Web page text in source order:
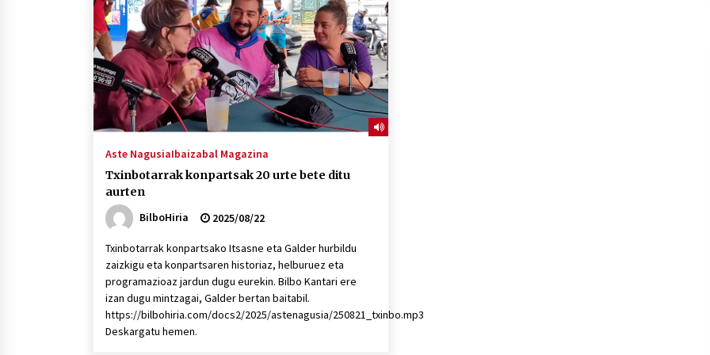
protagonista
2026/07/16
POTTO: San Pedro jaietako bertso-
saioa
2026/07/09
Auritz Iñurrietaren margoak
ikusgai Uribitarte40 aretoan
Aste NagusiaIbaizabal Magazina
Txinbotarrak konpartsak 20 urte bete ditu
aurten
BilboHiria
2025/08/22
Txinbotarrak konpartsako Itsasne eta Galder hurbildu
zaizkigu eta konpartsaren historiaz, helburuez eta
programazioaz jardun dugu eurekin. Bilbo Kantari ere
izan dugu mintzagai, Galder bertan baitabil.
https://bilbohiria.com/docs2/2025/astenagusia/250821_txinbo.mp3
Deskargatu hemen.